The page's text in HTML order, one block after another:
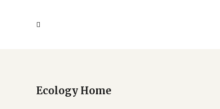
Ecology Home